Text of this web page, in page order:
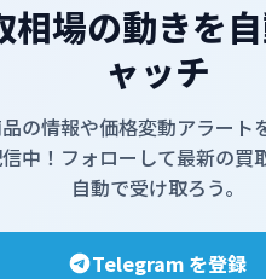
相場の動きを
ャッチ
の情報や価格変動アラート
中！フォローして最新の買
自動で受け取ろう。
Telegram を登録